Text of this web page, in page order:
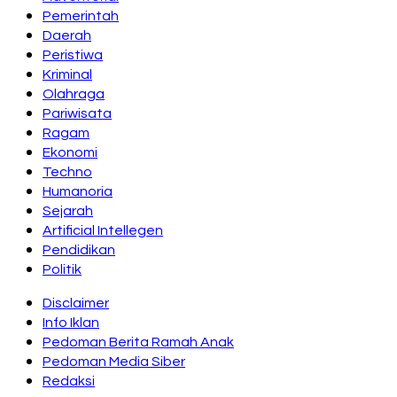
Pemerintah
Daerah
Peristiwa
Kriminal
Olahraga
Pariwisata
Ragam
Ekonomi
Techno
Humanoria
Sejarah
Artificial Intellegen
Pendidikan
Politik
Disclaimer
Info Iklan
Pedoman Berita Ramah Anak
Pedoman Media Siber
Redaksi